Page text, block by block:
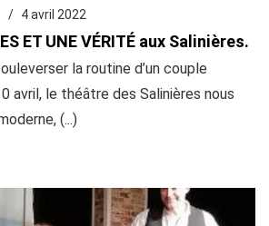
4 avril 2022
ET UNE VÉRITÉ aux Salinières.
la routine d’un couple
avril, le théâtre des Salinières nous
(...)